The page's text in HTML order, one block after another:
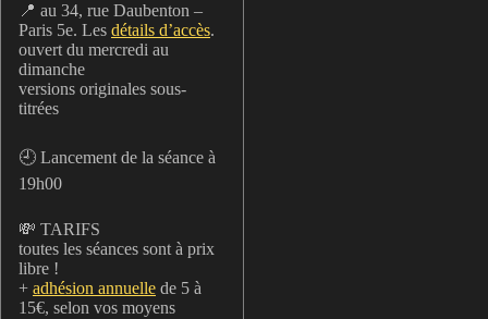
📍 au 34, rue Daubenton –
Paris 5e. Les détails d’accès.
ouvert du mercredi au
dimanche
versions originales sous-
titrées
🕘 Lancement de la séance à
19h00
💸 TARIFS
toutes les séances sont à prix
libre !
+ adhésion annuelle de 5 à
15€, selon vos moyens